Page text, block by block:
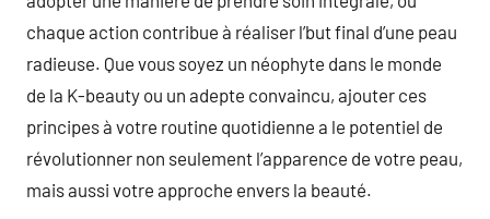
chaque action contribue à réaliser l’but final d’une peau
radieuse. Que vous soyez un néophyte dans le monde
de la K-beauty ou un adepte convaincu, ajouter ces
principes à votre routine quotidienne a le potentiel de
révolutionner non seulement l’apparence de votre peau,
mais aussi votre approche envers la beauté.